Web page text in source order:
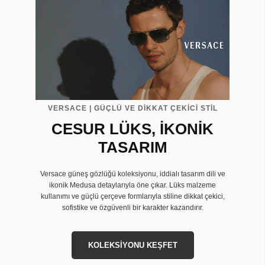
VERSACE | GÜÇLÜ VE DİKKAT ÇEKİCİ STİL
CESUR LÜKS, İKONİK
TASARIM
Versace güneş gözlüğü koleksiyonu, iddialı tasarım dili ve
ikonik Medusa detaylarıyla öne çıkar. Lüks malzeme
kullanımı ve güçlü çerçeve formlarıyla stiline dikkat çekici,
sofistike ve özgüvenli bir karakter kazandırır.
KOLEKSİYONU KEŞFET